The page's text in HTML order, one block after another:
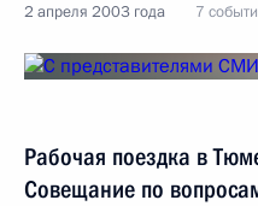
2 апреля 2003 года 7
Рабочая поездка в
Совещание по